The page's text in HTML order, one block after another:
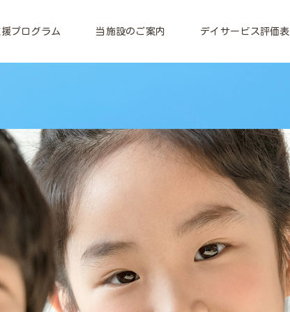
プログラム 当施設のご案内 デイサービス評価表